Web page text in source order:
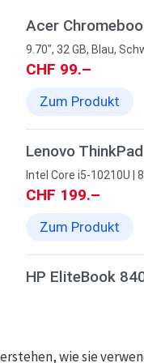
Acer
9.70", 32 GB, Blau,
CHF 99.–
Zum Produkt
Lenovo
Intel Core i5-10210U |
CHF 199.–
Zum Produkt
HP EliteBook
Zum Produkt
wie sie